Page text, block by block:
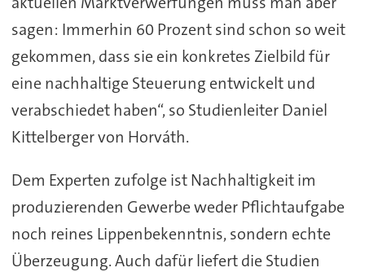
sagen: Immerhin 60 Prozent sind schon so weit
gekommen, dass sie ein konkretes Zielbild für
eine nachhaltige Steuerung entwickelt und
verabschiedet haben“, so Studienleiter Daniel
Kittelberger von Horváth.
Dem Experten zufolge ist Nachhaltigkeit im
produzierenden Gewerbe weder Pflichtaufgabe
noch reines Lippenbekenntnis, sondern echte
Überzeugung. Auch dafür liefert die Studien